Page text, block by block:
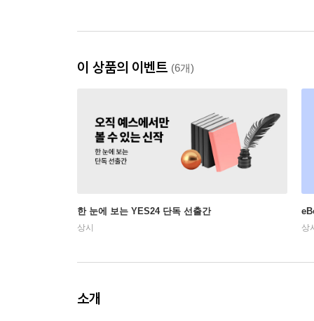
이 상품의 이벤트 (6개)
한 눈에 보는 YES24 단독 선출간
상시 상
소개